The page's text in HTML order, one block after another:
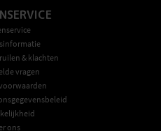
& klachten
vragen
ons